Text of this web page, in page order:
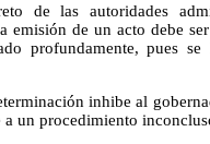
de las autoridades
emisión de un acto debe
profundamente, pues
inhibe al
a un procedimiento